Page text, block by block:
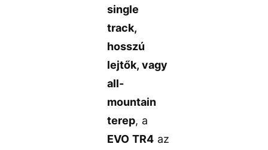
single
track,
hosszú
lejtők, vagy
all-
mountain
terep, a
EVO TR4 az